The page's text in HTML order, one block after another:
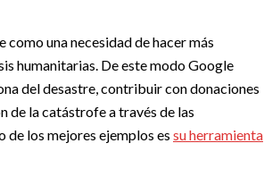
como una necesidad de hacer más
humanitarias. De este modo Google
del desastre, contribuir con donaciones
de la catástrofe a través de las
de los mejores ejemplos es su herramienta